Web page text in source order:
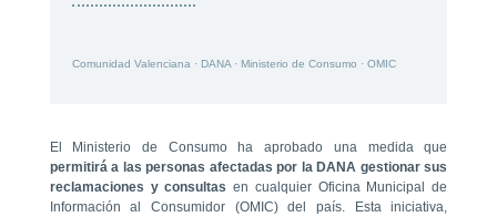
Comunidad Valenciana · DANA· Ministerio de Consumo · OMIC
El Ministerio de Consumo ha aprobado una medida que
permitirá a las personas afectadas por la DANA gestionar sus
reclamaciones y consultas en cualquier Oficina Municipal de
Información al Consumidor (OMIC) del país. Esta iniciativa,